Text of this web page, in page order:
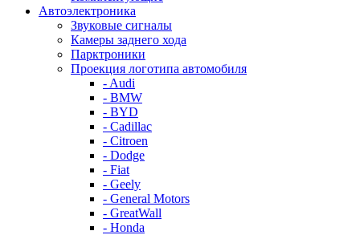
Автоэлектроника
Звуковые сигналы
Камеры заднего хода
Парктроники
Проекция логотипа автомобиля
- Audi
- BMW
- BYD
- Cadillac
- Citroen
- Dodge
- Fiat
- Geely
- General Motors
- GreatWall
- Honda